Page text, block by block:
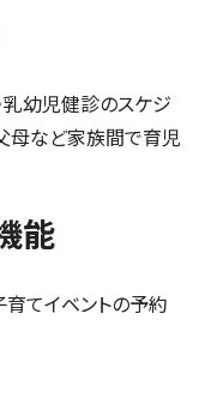
幼児健診のスケジ
母など家族間で育児
能
てイベントの予約